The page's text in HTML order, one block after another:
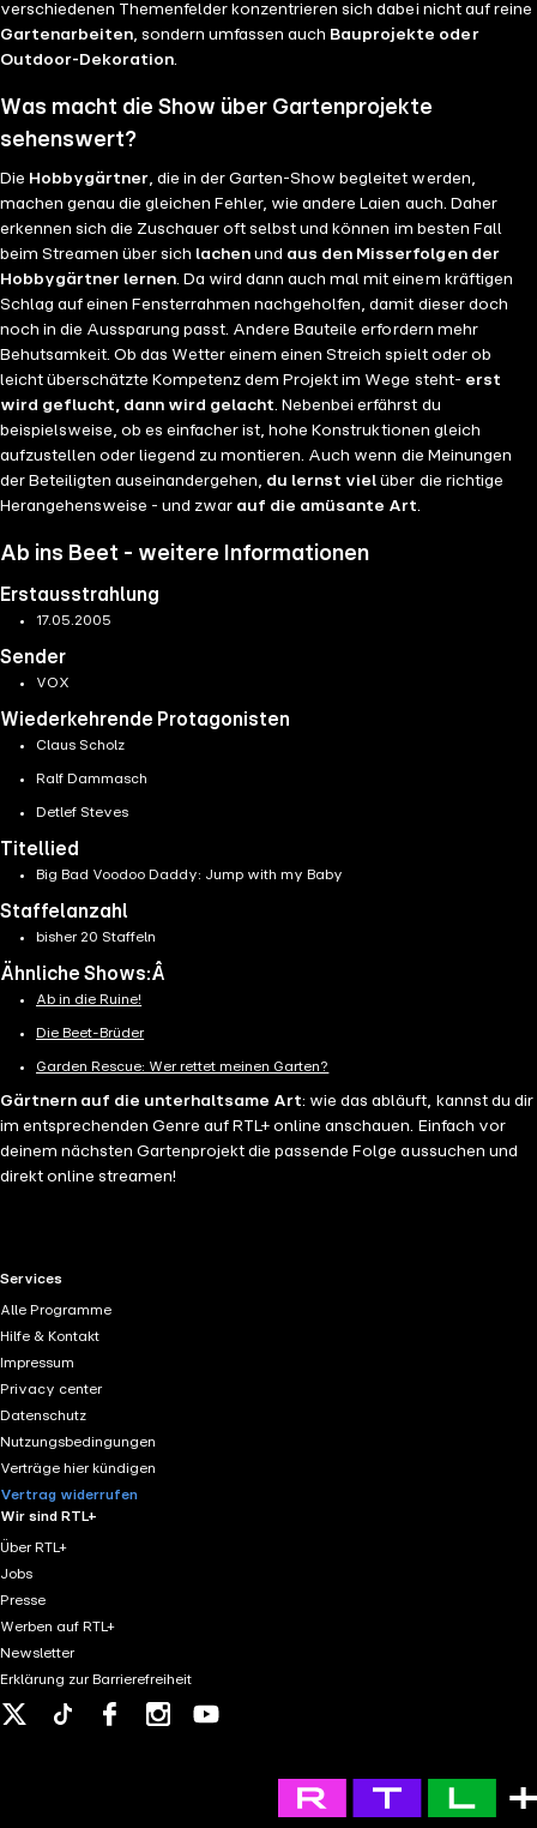
verschiedenen Themenfelder konzentrieren sich dabei nicht auf reine
Gartenarbeiten, sondern umfassen auch Bauprojekte oder
Outdoor-Dekoration.
Was macht die Show über Gartenprojekte
sehenswert?
Die Hobbygärtner, die in der Garten-Show begleitet werden,
machen genau die gleichen Fehler, wie andere Laien auch. Daher
erkennen sich die Zuschauer oft selbst und können im besten Fall
beim Streamen über sich lachen und aus den Misserfolgen der
Hobbygärtner lernen. Da wird dann auch mal mit einem kräftigen
Schlag auf einen Fensterrahmen nachgeholfen, damit dieser doch
noch in die Aussparung passt. Andere Bauteile erfordern mehr
Behutsamkeit. Ob das Wetter einem einen Streich spielt oder ob
leicht überschätzte Kompetenz dem Projekt im Wege steht- erst
wird geflucht, dann wird gelacht. Nebenbei erfährst du
beispielsweise, ob es einfacher ist, hohe Konstruktionen gleich
aufzustellen oder liegend zu montieren. Auch wenn die Meinungen
der Beteiligten auseinandergehen, du lernst viel über die richtige
Herangehensweise - und zwar auf die amüsante Art.
Ab ins Beet - weitere Informationen
Erstausstrahlung
17.05.2005
Sender
VOX
Wiederkehrende Protagonisten
Claus Scholz
Ralf Dammasch
Detlef Steves
Titellied
Big Bad Voodoo Daddy: Jump with my Baby
Staffelanzahl
bisher 20 Staffeln
Ähnliche Shows:Â
Ab in die Ruine!
Die Beet-Brüder
Garden Rescue: Wer rettet meinen Garten?
Gärtnern auf die unterhaltsame Art: wie das abläuft, kannst du dir
im entsprechenden Genre auf RTL+ online anschauen. Einfach vor
deinem nächsten Gartenprojekt die passende Folge aussuchen und
direkt online streamen!
RTL+ useful links.
Services
Alle Programme
Hilfe & Kontakt
Impressum
Privacy center
Datenschutz
Nutzungsbedingungen
Verträge hier kündigen
Vertrag widerrufen
Wir sind RTL+
Über RTL+
Jobs
Presse
Werben auf RTL+
Newsletter
Erklärung zur Barrierefreiheit
Tiktok FacebookInstagram